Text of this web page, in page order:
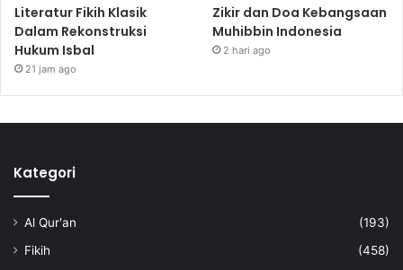
Literatur Fikih Klasik
Dalam Rekonstruksi
Hukum Isbal
21 jam ago
Zikir dan Doa Kebangsaan
Muhibbin Indonesia
2 hari ago
Kategori
Al Qur'an
(193)
Fikih
(458)